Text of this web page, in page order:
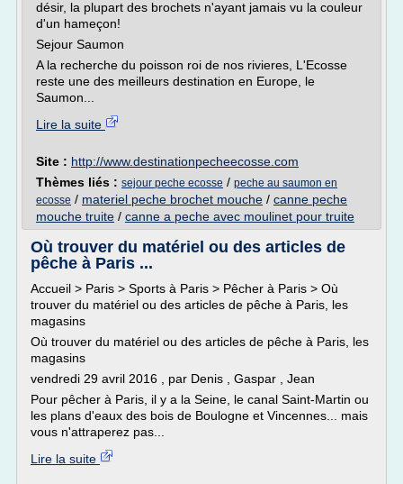
désir, la plupart des brochets n'ayant jamais vu la couleur
d'un hameçon!
Sejour Saumon
A la recherche du poisson roi de nos rivieres, L'Ecosse
reste une des meilleurs destination en Europe, le
Saumon...
Lire la suite
Site : http://www.destinationpecheecosse.com
Thèmes liés : sejour peche ecosse / peche au saumon en
ecosse / materiel peche brochet mouche / canne peche
mouche truite / canne a peche avec moulinet pour truite
Où trouver du matériel ou des articles de
pêche à Paris ...
Accueil > Paris > Sports à Paris > Pêcher à Paris > Où
trouver du matériel ou des articles de pêche à Paris, les
magasins
Où trouver du matériel ou des articles de pêche à Paris, les
magasins
vendredi 29 avril 2016 , par Denis , Gaspar , Jean
Pour pêcher à Paris, il y a la Seine, le canal Saint-Martin ou
les plans d'eaux des bois de Boulogne et Vincennes... mais
vous n'attraperez pas...
Lire la suite